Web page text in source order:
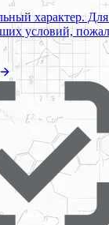
характер.
условий,